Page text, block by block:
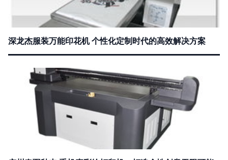
深龙杰服装万能印花机 个性化定制时代的高效解决方案